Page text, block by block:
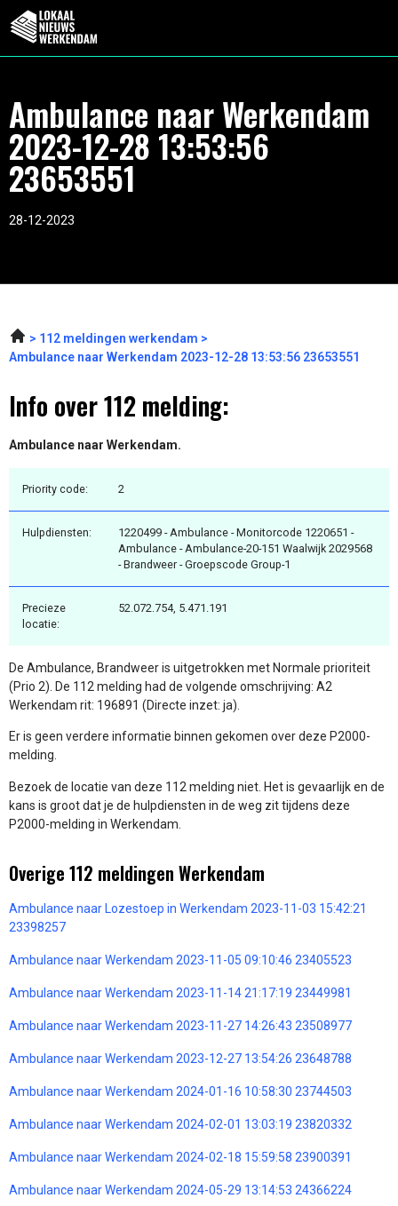
Ambulance naar Werkendam
2023-12-28 13:53:56
23653551
28-12-2023
112 meldingen werkendam
Ambulance naar Werkendam 2023-12-28 13:53:56 23653551
Info over 112 melding:
Ambulance naar Werkendam.
Priority code: 2
Hulpdiensten:
1220499 - Ambulance - Monitorcode 1220651 -
Ambulance - Ambulance-20-151 Waalwijk 2029568
- Brandweer - Groepscode Group-1
Precieze
locatie:
52.072.754, 5.471.191
De Ambulance, Brandweer is uitgetrokken met Normale prioriteit
(Prio 2). De 112 melding had de volgende omschrijving: A2
Werkendam rit: 196891 (Directe inzet: ja).
Er is geen verdere informatie binnen gekomen over deze P2000-
melding.
Bezoek de locatie van deze 112 melding niet. Het is gevaarlijk en de
kans is groot dat je de hulpdiensten in de weg zit tijdens deze
P2000-melding in Werkendam.
Overige 112 meldingen Werkendam
Ambulance naar Lozestoep in Werkendam 2023-11-03 15:42:21
23398257
Ambulance naar Werkendam 2023-11-05 09:10:46 23405523
Ambulance naar Werkendam 2023-11-14 21:17:19 23449981
Ambulance naar Werkendam 2023-11-27 14:26:43 23508977
Ambulance naar Werkendam 2023-12-27 13:54:26 23648788
Ambulance naar Werkendam 2024-01-16 10:58:30 23744503
Ambulance naar Werkendam 2024-02-01 13:03:19 23820332
Ambulance naar Werkendam 2024-02-18 15:59:58 23900391
Ambulance naar Werkendam 2024-05-29 13:14:53 24366224